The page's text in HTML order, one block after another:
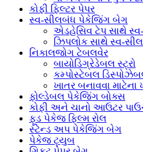
કોફી ફિલ્ટર પેપર
સ્વ-સીલબંધ પેકેજિંગ બેગ
એડહેસિવ ટેપ સાથે
ઝિપલોક સાથે સ્વ-
નિકાલજોગ ટેબલવેર
બાયોડિગ્રેડેબલ સ્ટ્રો
કમ્પોસ્ટેબલ
ખાતર બનાવવા
ફોલ્ડેબલ પેકેજિંગ બોક્સ
કોફી અને ચાનો આઉટર
ફૂડ પેકેજ ફિલ્મ રોલ
સ્ટેન્ડ અપ પેકેજિંગ બેગ
પેકેજ ટ્યુબ